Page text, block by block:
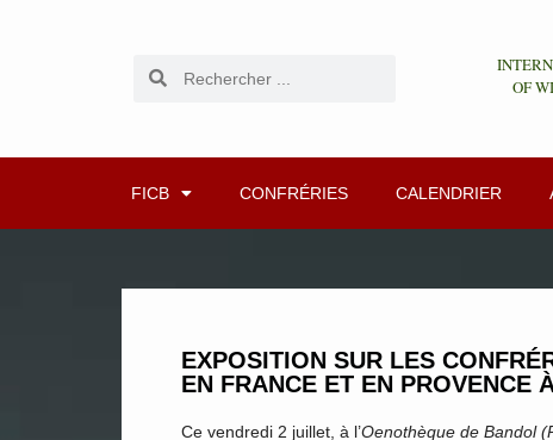
OF
FICB CONFRÉRIES CALENDRIER
EXPOSITION SUR LES
EN FRANCE ET EN PROVENCE
Ce vendredi 2 juillet, à l’Oenothèque de Bandol